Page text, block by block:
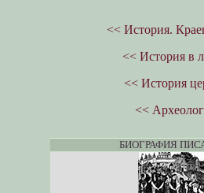
<< История.
<< История в
<< История
<<
БИОГРАФИЯ